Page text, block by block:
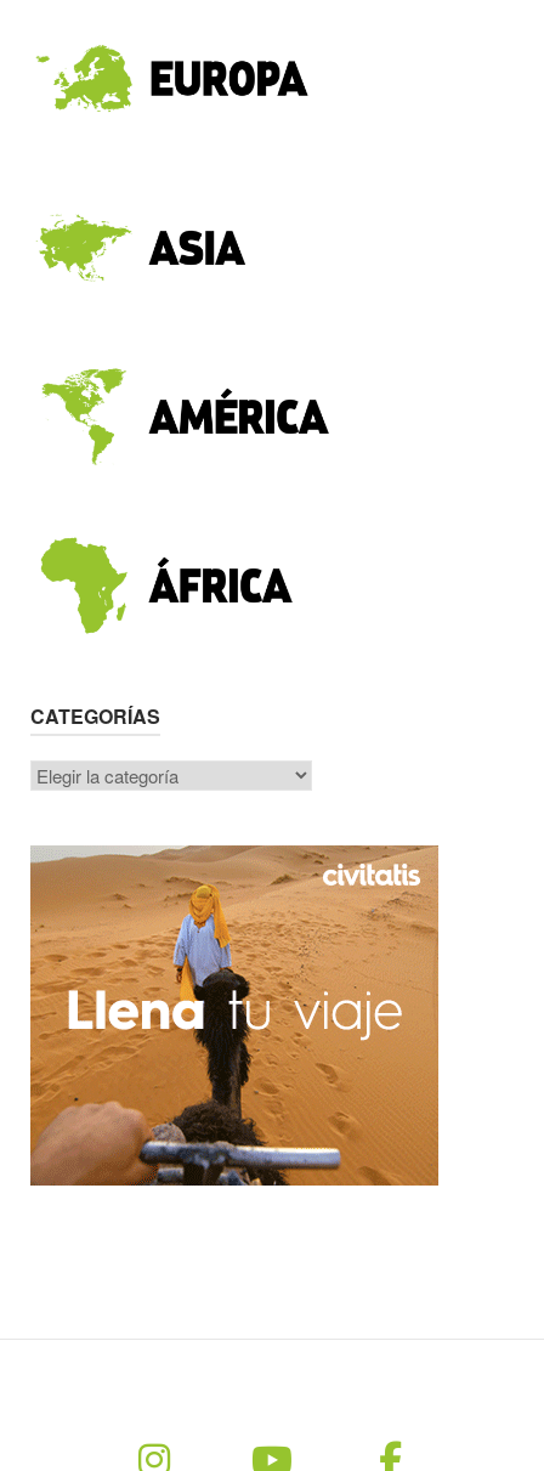
CATEGORÍAS
Categorías